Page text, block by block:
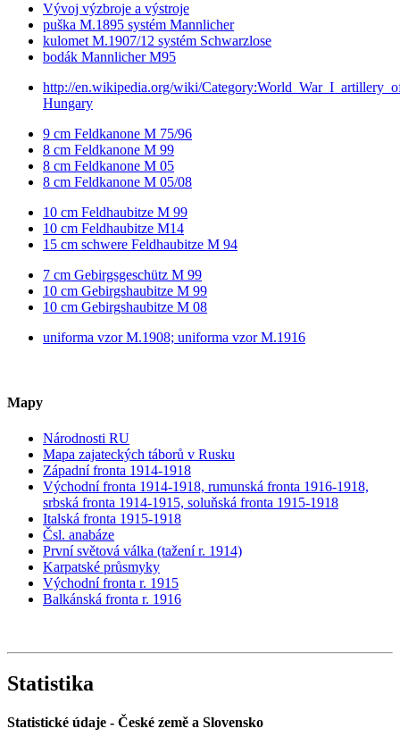
Vývoj výzbroje a výstroje
puška M.1895 systém Mannlicher
kulomet M.1907/12 systém Schwarzlose
bodák Mannlicher M95
http://en.wikipedia.org/wiki/
Hungary
9 cm Feldkanone M 75/96
8 cm Feldkanone M 99
8 cm Feldkanone M 05
8 cm Feldkanone M 05/08
10 cm Feldhaubitze M 99
10 cm Feldhaubitze M14
15 cm schwere Feldhaubitze M 94
7 cm Gebirgsgeschütz M 99
10 cm Gebirgshaubitze M 99
10 cm Gebirgshaubitze M 08
uniforma vzor M.1908; uniforma vzor M.1916
Mapy
Národnosti RU
Mapa zajateckých táborů v Rusku
Západní fronta 1914-1918
Východní fronta 1914-1918, rumunská fronta 1916-1918,
srbská fronta 1914-1915, soluňská fronta 1915-1918
Italská fronta 1915-1918
Čsl. anabáze
První světová válka (tažení r. 1914)
Karpatské průsmyky
Východní fronta r. 1915
Balkánská fronta r. 1916
Statistika
Statistické údaje - České země a Slovensko